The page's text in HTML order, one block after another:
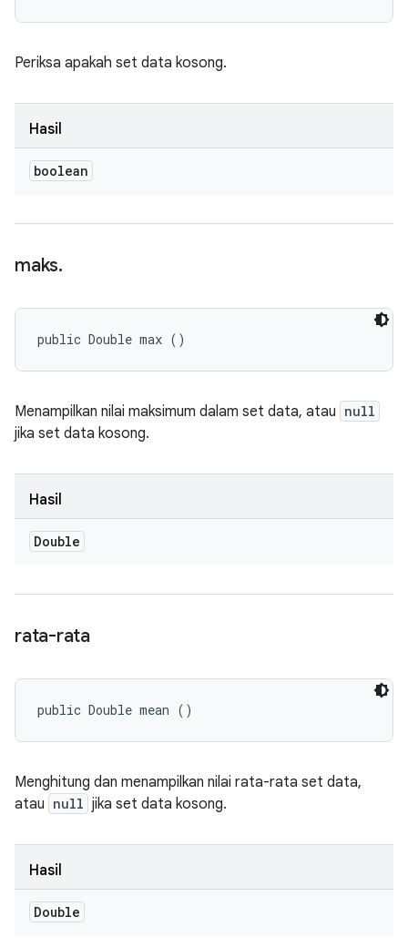
Periksa apakah set data kosong.
Hasil
boolean
maks.
public Double max ()
Menampilkan nilai maksimum dalam set data, atau null
jika set data kosong.
Hasil
Double
rata-rata
public Double mean ()
Menghitung dan menampilkan nilai rata-rata set data,
atau null jika set data kosong.
Hasil
Double